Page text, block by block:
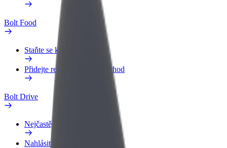
Bolt Food
Staňte se kurýrem
Přidejte restauraci nebo obchod
Bolt Drive
Nejčastější otázky
Nahlásit vozidlo